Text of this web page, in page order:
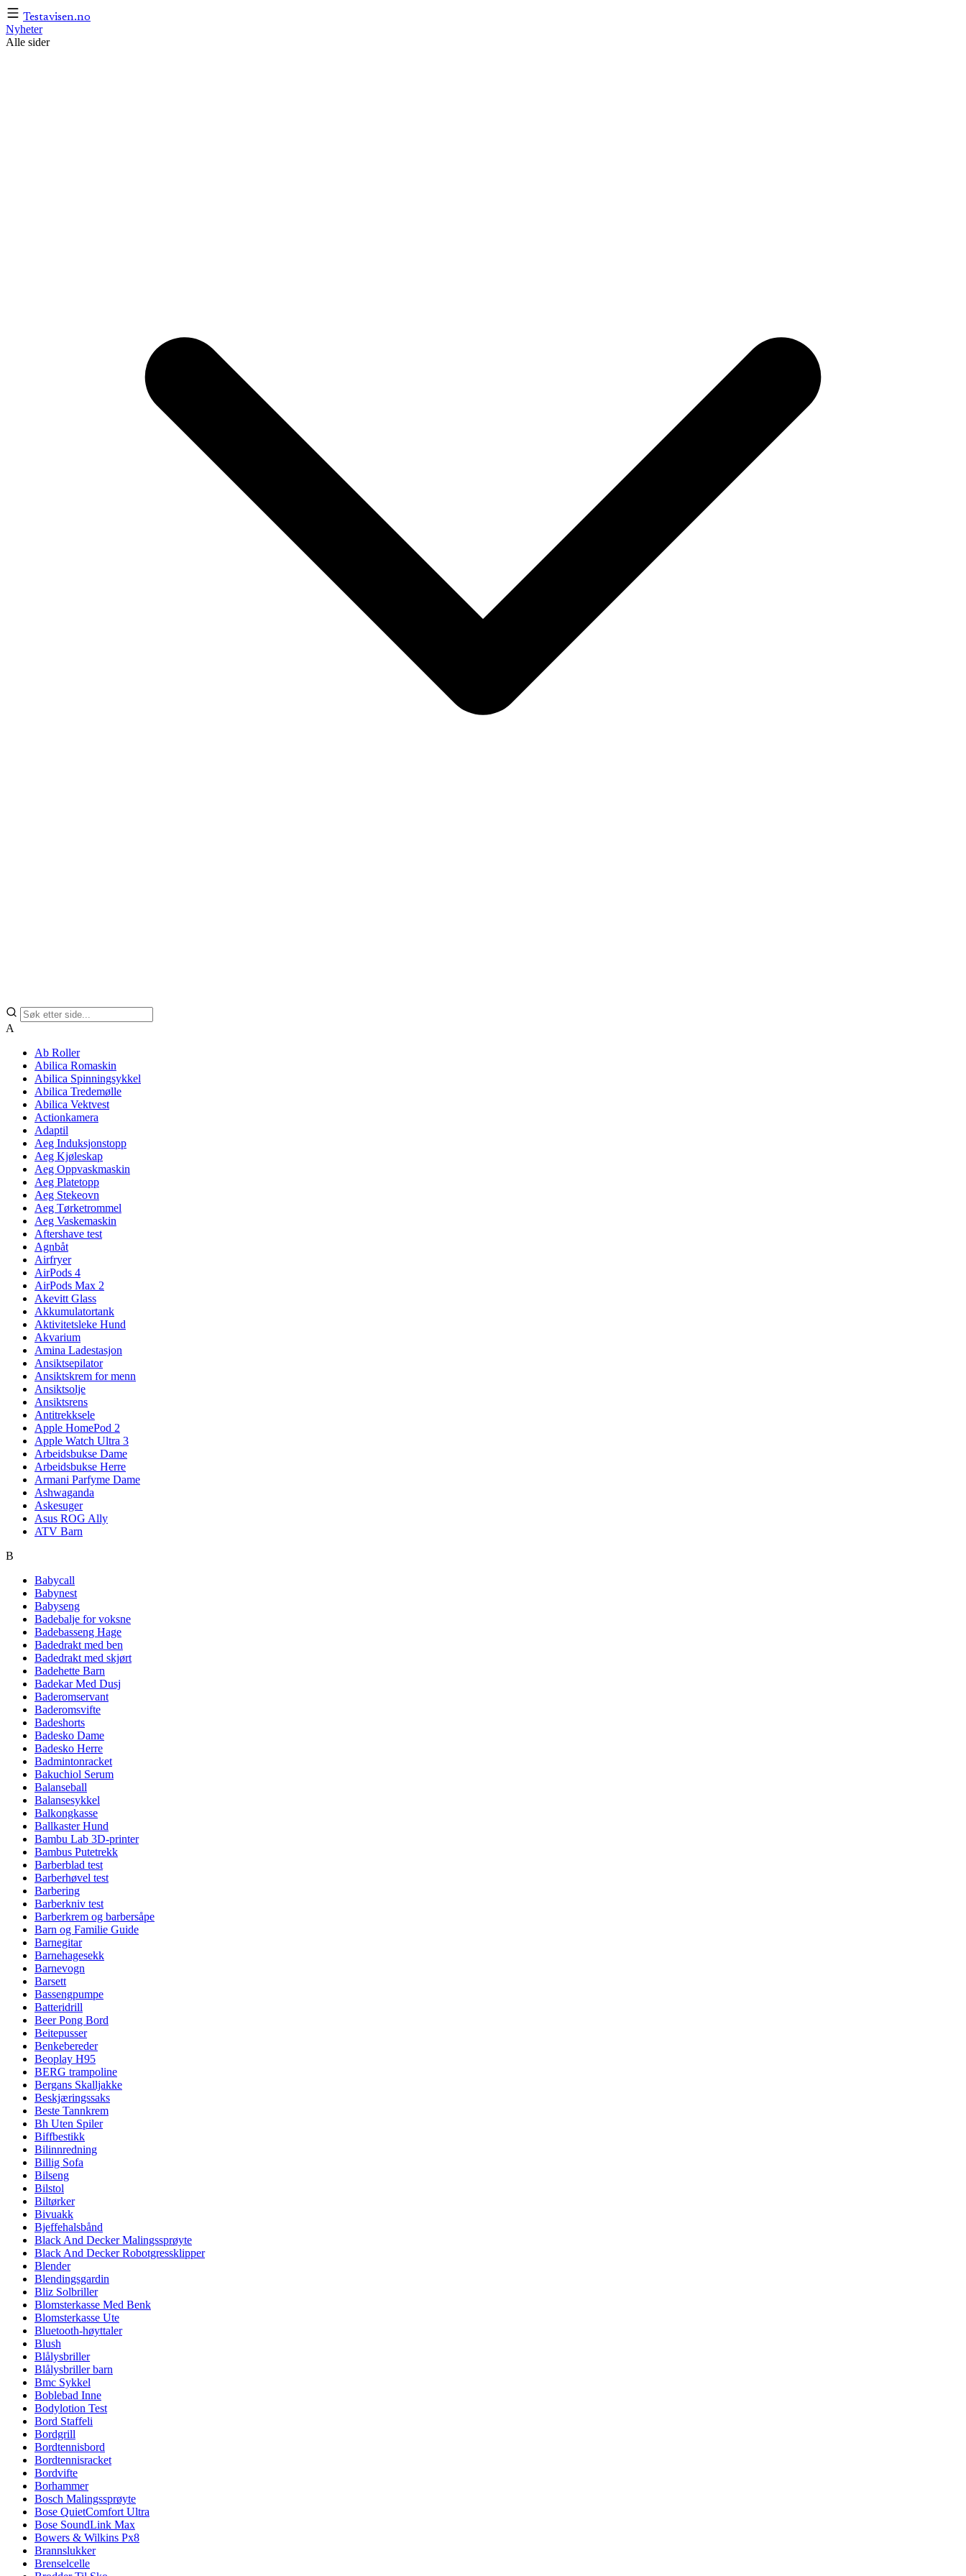
Testavisen.no
Nyheter
Alle sider
A
Ab Roller
Abilica Romaskin
Abilica Spinningsykkel
Abilica Tredemølle
Abilica Vektvest
Actionkamera
Adaptil
Aeg Induksjonstopp
Aeg Kjøleskap
Aeg Oppvaskmaskin
Aeg Platetopp
Aeg Stekeovn
Aeg Tørketrommel
Aeg Vaskemaskin
Aftershave test
Agnbåt
Airfryer
AirPods 4
AirPods Max 2
Akevitt Glass
Akkumulatortank
Aktivitetsleke Hund
Akvarium
Amina Ladestasjon
Ansiktsepilator
Ansiktskrem for menn
Ansiktsolje
Ansiktsrens
Antitrekksele
Apple HomePod 2
Apple Watch Ultra 3
Arbeidsbukse Dame
Arbeidsbukse Herre
Armani Parfyme Dame
Ashwaganda
Askesuger
Asus ROG Ally
ATV Barn
B
Babycall
Babynest
Babyseng
Badebalje for voksne
Badebasseng Hage
Badedrakt med ben
Badedrakt med skjørt
Badehette Barn
Badekar Med Dusj
Baderomservant
Baderomsvifte
Badeshorts
Badesko Dame
Badesko Herre
Badmintonracket
Bakuchiol Serum
Balanseball
Balansesykkel
Balkongkasse
Ballkaster Hund
Bambu Lab 3D-printer
Bambus Putetrekk
Barberblad test
Barberhøvel test
Barbering
Barberkniv test
Barberkrem og barbersåpe
Barn og Familie Guide
Barnegitar
Barnehagesekk
Barnevogn
Barsett
Bassengpumpe
Batteridrill
Beer Pong Bord
Beitepusser
Benkebereder
Beoplay H95
BERG trampoline
Bergans Skalljakke
Beskjæringssaks
Beste Tannkrem
Bh Uten Spiler
Biffbestikk
Bilinnredning
Billig Sofa
Bilseng
Bilstol
Biltørker
Bivuakk
Bjeffehalsbånd
Black And Decker Malingssprøyte
Black And Decker Robotgressklipper
Blender
Blendingsgardin
Bliz Solbriller
Blomsterkasse Med Benk
Blomsterkasse Ute
Bluetooth-høyttaler
Blush
Blålysbriller
Blålysbriller barn
Bmc Sykkel
Boblebad Inne
Bodylotion Test
Bord Staffeli
Bordgrill
Bordtennisbord
Bordtennisracket
Bordvifte
Borhammer
Bosch Malingssprøyte
Bose QuietComfort Ultra
Bose SoundLink Max
Bowers & Wilkins Px8
Brannslukker
Brenselcelle